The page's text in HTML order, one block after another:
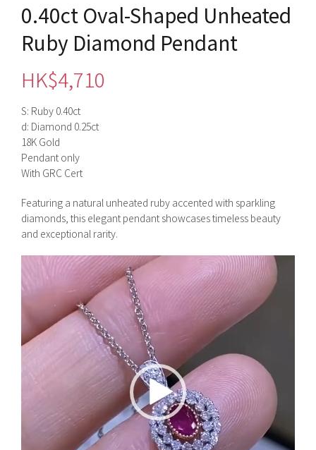
0.40ct Oval-Shaped Unheated
Ruby Diamond Pendant
HK$4,710
S: Ruby 0.40ct
d: Diamond 0.25ct
18K Gold
Pendant only
With GRC Cert
Featuring a natural unheated ruby accented with sparkling
diamonds, this elegant pendant showcases timeless beauty
and exceptional rarity.
播
放